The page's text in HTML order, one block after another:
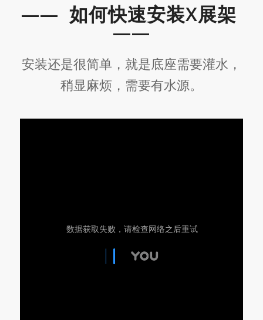
—— 如何快速安装X展架
——
安装还是很简单，就是底座需要灌水，
稍显麻烦，需要有水源。